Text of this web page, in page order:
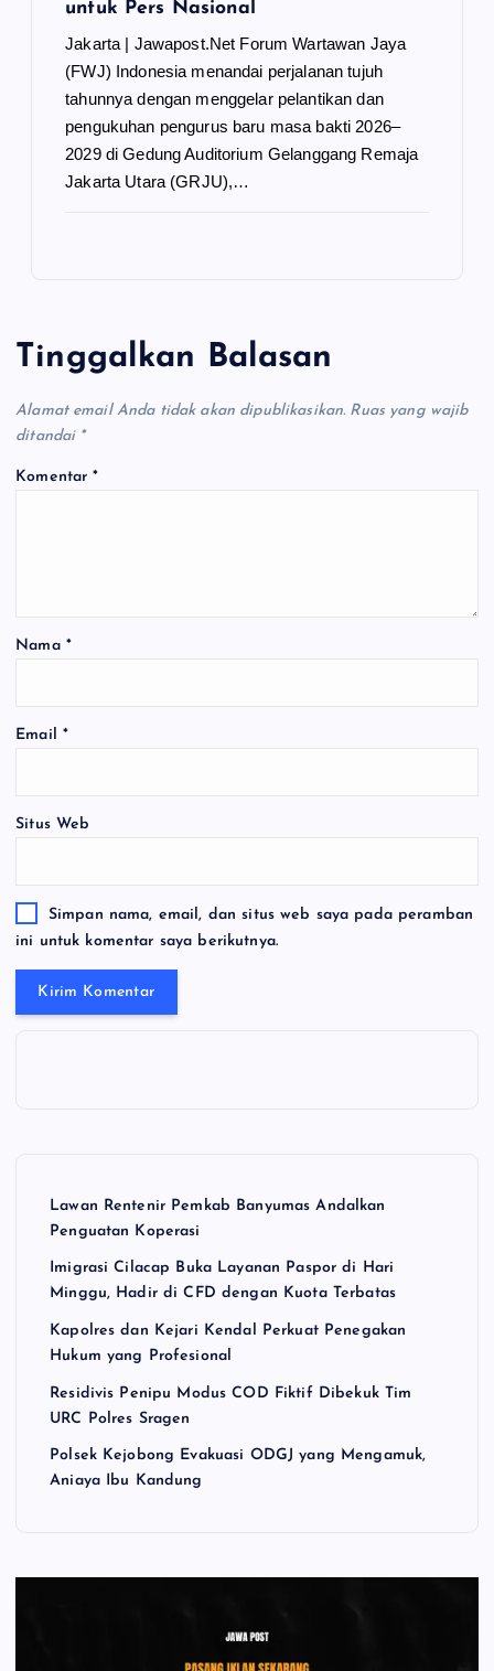
untuk Pers Nasional
Jakarta | Jawapost.Net Forum Wartawan Jaya
(FWJ) Indonesia menandai perjalanan tujuh
tahunnya dengan menggelar pelantikan dan
pengukuhan pengurus baru masa bakti 2026–
2029 di Gedung Auditorium Gelanggang Remaja
Jakarta Utara (GRJU),…
Tinggalkan Balasan
Alamat email Anda tidak akan dipublikasikan. Ruas yang wajib
ditandai *
Komentar*
Nama *
Email *
Situs Web
Simpan nama, email, dan situs web saya pada peramban
ini untuk komentar saya berikutnya.
Lawan Rentenir Pemkab Banyumas Andalkan
Penguatan Koperasi
Imigrasi Cilacap Buka Layanan Paspor di Hari
Minggu, Hadir di CFD dengan Kuota Terbatas
Kapolres dan Kejari Kendal Perkuat Penegakan
Hukum yang Profesional
Residivis Penipu Modus COD Fiktif Dibekuk Tim
URC Polres Sragen
Polsek Kejobong Evakuasi ODGJ yang Mengamuk,
Aniaya Ibu Kandung